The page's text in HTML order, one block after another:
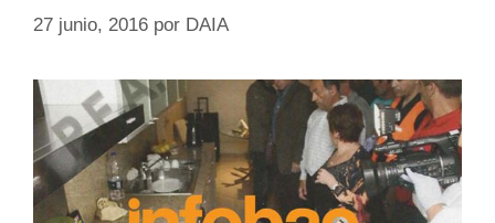
27 junio, 2016 por DAIA